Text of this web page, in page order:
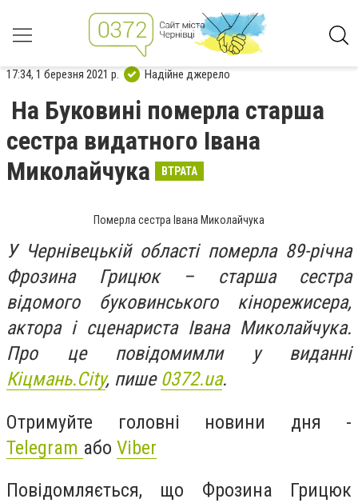
17:34, 1 березня 2021 р. Надійне джерело
На Буковині померла старша
сестра видатного Івана
Миколайчука
ВТРАТА
Померла сестра Івана Миколайчука
У Чернівецькій області померла 89-річна
Фрозина Грицюк – старша сестра
відомого буковинського кінорежисера,
актора і сценариста Івана Миколайчука.
Про це повідомимли у виданні
Кіцмань.City, пише 0372.ua.
Отримуйте головні новини дня -
Telegram або Viber
Повідомляється, що Фрозина Грицюк